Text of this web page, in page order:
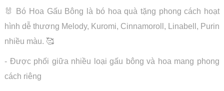
🐰 Bó Hoa Gấu Bông là bó hoa quà tặng phong cách hoạt
hình dễ thương Melody, Kuromi, Cinnamoroll, Linabell, Purin
nhiều màu. 🥰
- Được phối giữa nhiều loại gấu bông và hoa mang phong
cách riêng